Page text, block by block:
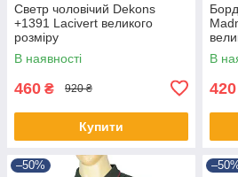
Светр чоловічий Dekons
+1391 Lacivert великого
розміру
В наявності
460 ₴ 920 ₴
Купити
В
420
–50%